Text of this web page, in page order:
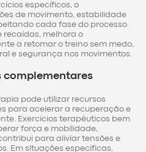
específicos, o
de movimento, estabilidade
cada fase do processo.
recaídas, melhora o
a retomar o treino sem medo,
e segurança nos movimentos.
complementares
pode utilizar recursos
para acelerar a recuperação e
Exercícios terapêuticos bem
força e mobilidade,
para aliviar tensões e
Em situações específicas,